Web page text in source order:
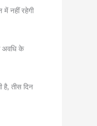
नहीं रहेगी
अवधि के
है, तीस दिन